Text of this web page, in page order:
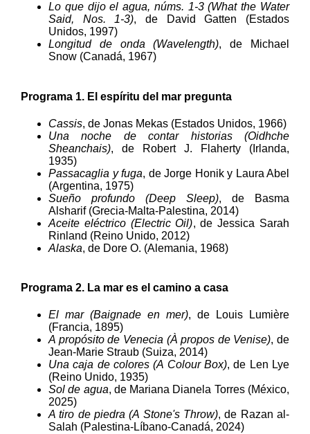
Lo que dijo el agua, núms. 1-3 (What the Water
Said, Nos. 1-3), de David Gatten (Estados
Unidos, 1997)
Longitud de onda (Wavelength), de Michael
Snow (Canadá, 1967)
Programa 1. El espíritu del mar pregunta
Cassis, de Jonas Mekas (Estados Unidos, 1966)
Una noche de contar historias (Oidhche
Sheanchais), de Robert J. Flaherty (Irlanda,
1935)
Passacaglia y fuga, de Jorge Honik y Laura Abel
(Argentina, 1975)
Sueño profundo (Deep Sleep), de Basma
Alsharif (Grecia-Malta-Palestina, 2014)
Aceite eléctrico (Electric Oil), de Jessica Sarah
Rinland (Reino Unido, 2012)
Alaska, de Dore O. (Alemania, 1968)
Programa 2. La mar es el camino a casa
El mar (Baignade en mer), de Louis Lumière
(Francia, 1895)
A propósito de Venecia (À propos de Venise), de
Jean-Marie Straub (Suiza, 2014)
Una caja de colores (A Colour Box), de Len Lye
(Reino Unido, 1935)
Sol de agua, de Mariana Dianela Torres (México,
2025)
A tiro de piedra (A Stone's Throw), de Razan al-
Salah (Palestina-Líbano-Canadá, 2024)